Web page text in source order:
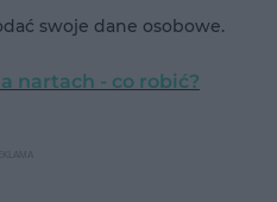
swoje dane osobowe.
nartach - co robić?